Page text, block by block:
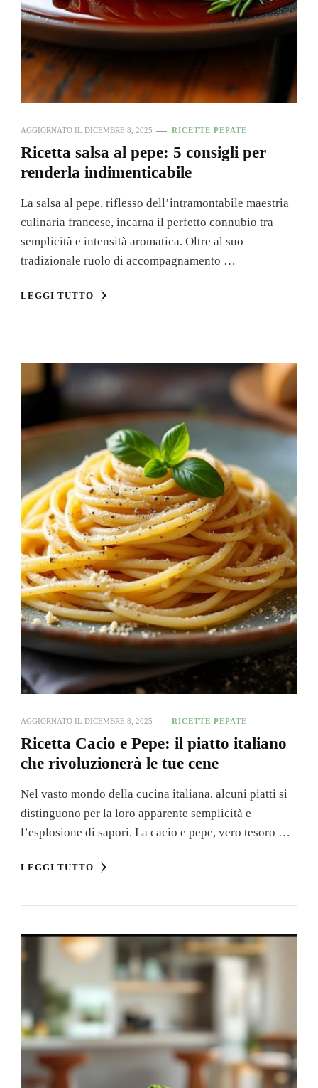
AGGIORNATO IL DICEMBRE 8, 2025 RICETTE PEPATE
Ricetta salsa al pepe: 5 consigli per
renderla indimenticabile
La salsa al pepe, riflesso dell’intramontabile maestria
culinaria francese, incarna il perfetto connubio tra
semplicità e intensità aromatica. Oltre al suo
tradizionale ruolo di accompagnamento …
LEGGI TUTTO
AGGIORNATO IL DICEMBRE 8, 2025 RICETTE PEPATE
Ricetta Cacio e Pepe: il piatto italiano
che rivoluzionerà le tue cene
Nel vasto mondo della cucina italiana, alcuni piatti si
distinguono per la loro apparente semplicità e
l’esplosione di sapori. La cacio e pepe, vero tesoro …
LEGGI TUTTO